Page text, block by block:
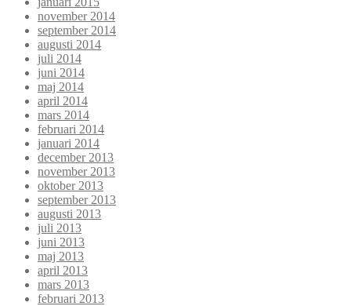
november 2014
september 2014
augusti 2014
juli 2014
juni 2014
maj 2014
april 2014
mars 2014
februari 2014
januari 2014
december 2013
november 2013
oktober 2013
september 2013
augusti 2013
juli 2013
juni 2013
maj 2013
april 2013
mars 2013
februari 2013